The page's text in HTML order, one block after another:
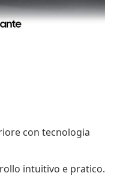
con tecnologia
intuitivo e pratico.